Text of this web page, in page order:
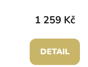
1 259 Kč
DETAIL